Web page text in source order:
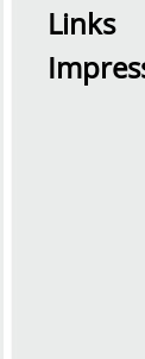
Links